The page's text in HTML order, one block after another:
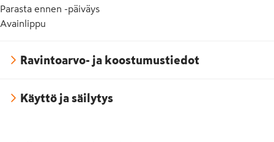
Parasta ennen -päiväys
Avainlippu
Ravintoarvo- ja koostumustiedot
Käyttö ja säilytys